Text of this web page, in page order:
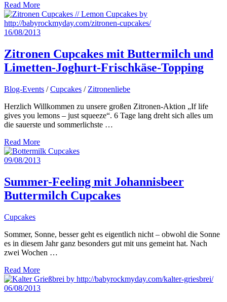
Read More
16/08/2013
Zitronen Cupcakes mit Buttermilch und
Limetten-Joghurt-Frischkäse-Topping
Blog-Events /Cupcakes / Zitronenliebe
Herzlich Willkommen zu unsere großen Zitronen-Aktion „If life
gives you lemons – just squeeze“. 6 Tage lang dreht sich alles um
die sauerste und sommerlichste …
Read More
09/08/2013
Summer-Feeling mit Johannisbeer
Buttermilch Cupcakes
Cupcakes
Sommer, Sonne, besser geht es eigentlich nicht – obwohl die Sonne
es in diesem Jahr ganz besonders gut mit uns gemeint hat. Nach
zwei Wochen …
Read More
06/08/2013